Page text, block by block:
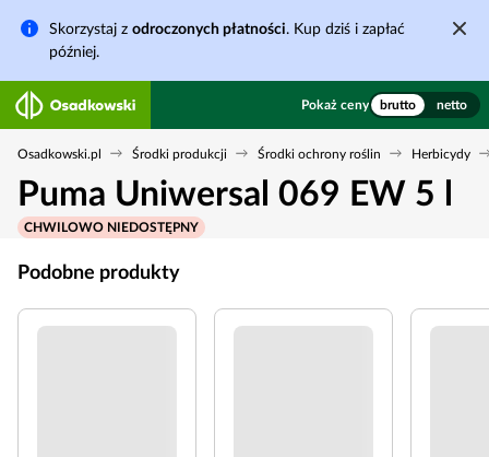
Skorzystaj z odroczonych płatności. Kup dziś i zapłać
później.
Pokaż ceny brutto netto
Osadkowski.pl Środki produkcji Środki ochrony roślin Herbicydy
Puma Uniwersal 069 EW 5 l
CHWILOWO NIEDOSTĘPNY
Podobne produkty